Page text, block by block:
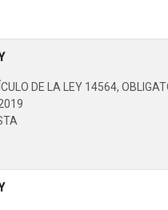
DE LA LEY 14564,